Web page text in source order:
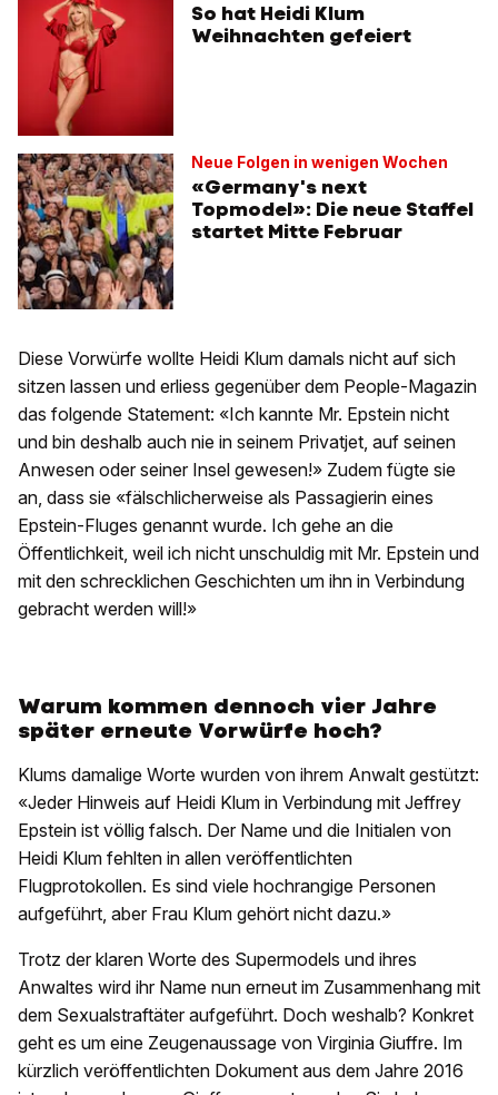
So hat Heidi Klum
Weihnachten gefeiert
Neue Folgen in wenigen Wochen
«Germany's next
Topmodel»: Die neue Staffel
startet Mitte Februar
Diese Vorwürfe wollte Heidi Klum damals nicht auf sich
sitzen lassen und erliess gegenüber dem People-Magazin
das folgende Statement: «Ich kannte Mr. Epstein nicht
und bin deshalb auch nie in seinem Privatjet, auf seinen
Anwesen oder seiner Insel gewesen!» Zudem fügte sie
an, dass sie «fälschlicherweise als Passagierin eines
Epstein-Fluges genannt wurde. Ich gehe an die
Öffentlichkeit, weil ich nicht unschuldig mit Mr. Epstein und
mit den schrecklichen Geschichten um ihn in Verbindung
gebracht werden will!»
Warum kommen dennoch vier Jahre
später erneute Vorwürfe hoch?
Klums damalige Worte wurden von ihrem Anwalt gestützt:
«Jeder Hinweis auf Heidi Klum in Verbindung mit Jeffrey
Epstein ist völlig falsch. Der Name und die Initialen von
Heidi Klum fehlten in allen veröffentlichten
Flugprotokollen. Es sind viele hochrangige Personen
aufgeführt, aber Frau Klum gehört nicht dazu.»
Trotz der klaren Worte des Supermodels und ihres
Anwaltes wird ihr Name nun erneut im Zusammenhang mit
dem Sexualstraftäter aufgeführt. Doch weshalb? Konkret
geht es um eine Zeugenaussage von Virginia Giuffre. Im
kürzlich veröffentlichten Dokument aus dem Jahre 2016